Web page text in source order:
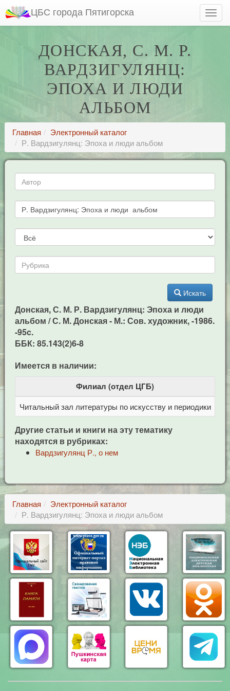
ЦБС города Пятигорска
ДОНСКАЯ, С. М. Р.
ВАРДЗИГУЛЯНЦ:
ЭПОХА И ЛЮДИ
АЛЬБОМ
Главная
Электронный каталог
Р. Вардзигулянц: Эпоха и люди альбом
Искать
Донская, С. М. Р. Вардзигулянц: Эпоха и люди
альбом / С. М. Донская - М.: Сов. художник, -1986.
-95c.
ББК: 85.143(2)6-8
Имеется в наличии:
Филиал (отдел ЦГБ)
Читальный зал литературы по искусству и периодики
Другие статьи и книги на эту тематику
находятся в рубриках:
Вардзигулянц Р., о нем
Главная
Электронный каталог
Р. Вардзигулянц: Эпоха и люди альбом